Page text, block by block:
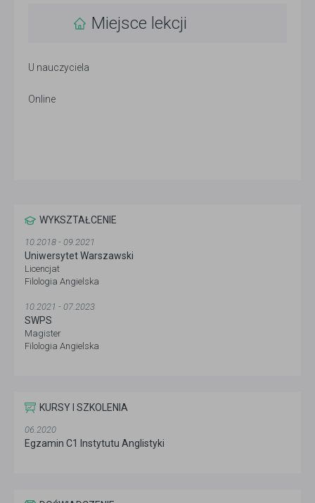
Miejsce lekcji
U nauczyciela
Online
WYKSZTAŁCENIE
10.2018 - 09.2021
Uniwersytet Warszawski
Licencjat
Filologia Angielska
10.2021 - 07.2023
SWPS
Magister
Filologia Angielska
KURSY I SZKOLENIA
06.2020
Egzamin C1 Instytutu Anglistyki